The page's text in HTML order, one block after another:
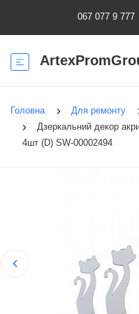
067 077 9 777
Головна Для ремонту
Дзеркальний декор
4шт (D) SW-00002494